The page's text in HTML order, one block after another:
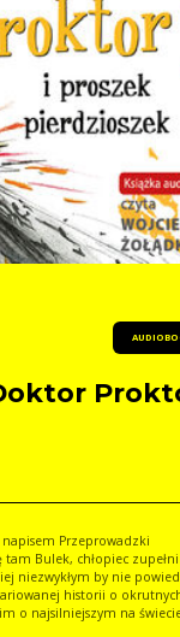
zupełnie
by nie powiedzieć